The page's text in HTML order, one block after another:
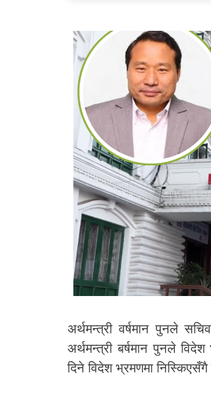
अर्थमन्त्री वर्षमान पुनले
अर्थमन्त्री बर्षमान पुनले
दिने विदेश भ्रमणमा